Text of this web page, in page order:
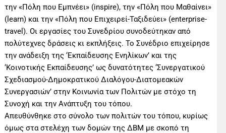
την «Πόλη που Εμπνέει» (inspire), την «Πόλη που Μαθαίνει»
(learn) και την «Πόλη που Επιχειρεί-Ταξιδεύει» (enterprise-
travel). Οι εργασίες του Συνεδρίου συνοδεύτηκαν από
πολύτεχνες δράσεις κι εκπλήξεις. Το Συνέδριο επιχείρησε
την ανάδειξη της ‘Εκπαίδευσης Ενηλίκων’ και της
‘Κοινοτικής Εκπαίδευσης’ ως δυνατότητες ‘Συνεργατικού
Σχεδιασμού-Δημοκρατικού Διαλόγου-Διατομεακών
Συνεργασιών’ στην Κοινωνία των Πολιτών με στόχο τη
Συνοχή και την Ανάπτυξη του τόπου.
Απευθύνθηκε στο σύνολο των πολιτών του τόπου, κυρίως
όμως στα στελέχη των δομών της ΔΒΜ με σκοπό τη